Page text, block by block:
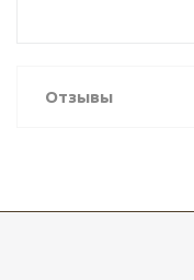
Отзывы